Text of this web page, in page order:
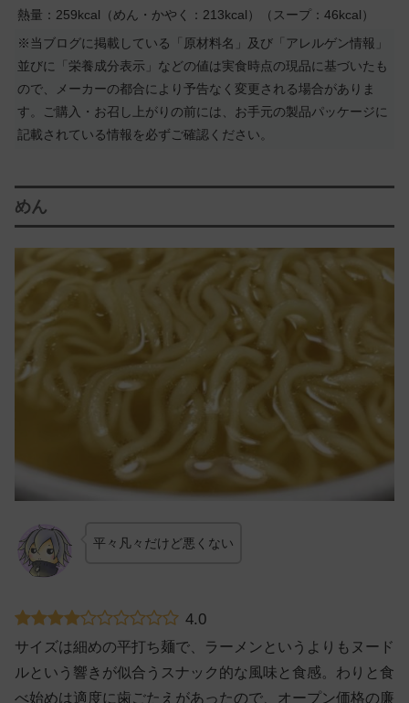
熱量：259kcal（めん・かやく：213kcal）（スープ：46kcal）
※当ブログに掲載している「原材料名」及び「アレルゲン情報」
並びに「栄養成分表示」などの値は実食時点の現品に基づいたも
ので、メーカーの都合により予告なく変更される場合がありま
す。ご購入・お召し上がりの前には、お手元の製品パッケージに
記載されている情報を必ずご確認ください。
めん
平々凡々だけど悪くない
4.0
サイズは細めの平打ち麺で、ラーメンというよりもヌード
ルという響きが似合うスナック的な風味と食感。わりと食
べ始めは適度に歯ごたえがあったので、オープン価格の廉